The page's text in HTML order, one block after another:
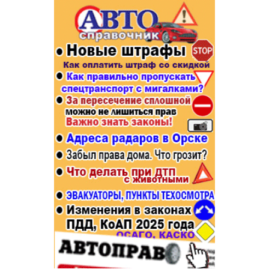
Афиша
Строительство и ремонт
Авто и мото
Рестораны, кафе, бары
Спорт Фитнес
Недвижимость
Красота Косметология
Телекоммуникации и связь
Торговля
Бизнес и финансы
Юристы, Экспертиза, Страхование
Ремонт
Социальные организации
Это интересно
Администрация
Популярное →
Строительство и ремонт